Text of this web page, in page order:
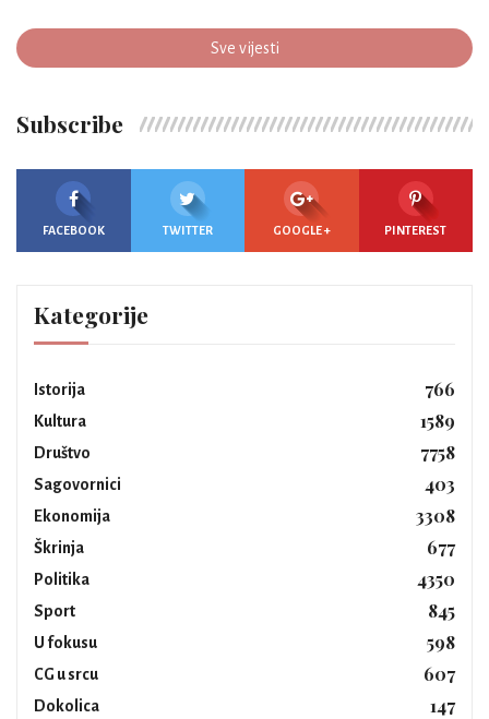
Sve vijesti
Subscribe
FACEBOOK TWITTER GOOGLE + PINTEREST
Kategorije
Istorija 766
Kultura 1589
Društvo 7758
Sagovornici 403
Ekonomija 3308
Škrinja 677
Politika 4350
Sport 845
U fokusu 598
CG u srcu 607
Dokolica 147